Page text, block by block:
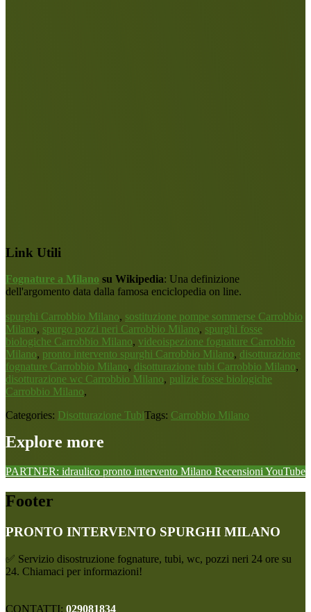
Link Utili
Fognature a Milano su Wikipedia: Una definizione
dell'argomento data dalla famosa enciclopedia on line.
spurghi Carrobbio Milano, sostituzione pompe sommerse Carrobbio
Milano, spurgo pozzi neri Carrobbio Milano, spurghi fosse
biologiche Carrobbio Milano, videoispezione fognature Carrobbio
Milano, pronto intervento spurghi Carrobbio Milano, disotturazione
fognature Carrobbio Milano, disotturazione tubi Carrobbio Milano,
disotturazione wc Carrobbio Milano, pulizie fosse biologiche
Carrobbio Milano,
Categories: Disotturazione TubiTags: Carrobbio Milano
Explore more
PARTNER: idraulico pronto intervento Milano Recensioni YouTube
Footer
PRONTO INTERVENTO SPURGHI MILANO
✅ Servizio disostruzione fognature, tubi, wc, pozzi neri 24 ore su
24. Chiamaci per informazioni!
CONTATTI: 029081834